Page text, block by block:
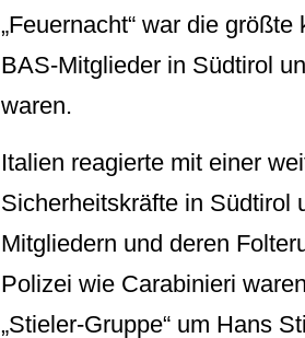
„Feuernacht“ war die
BAS-Mitglieder in Südtirol
waren.
Italien reagierte mit einer
Sicherheitskräfte in Südtirol
Mitgliedern und deren
Polizei wie Carabinieri
„Stieler-Gruppe“ um Hans